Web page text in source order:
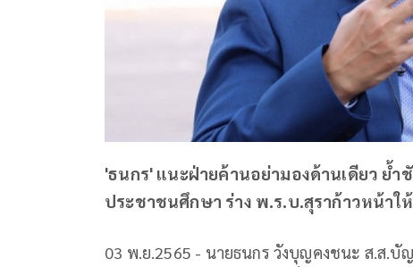
'ธนกร' แนะฝ่ายค้านอย่ามองด้านเดียว ย้
ประชาชนศึกษา ร่าง พ.ร.บ.สุราก้าวหน้าใ
03 พ.ย.2565 - นายธนกร วังบุญคงชนะ ส.ส.